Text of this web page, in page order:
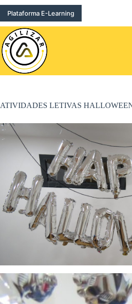
Pular
para
o
conteúdo
Plataforma E-Learning
ATIVIDADES LETIVAS